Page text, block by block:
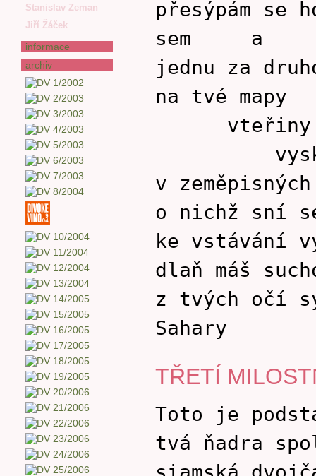
Stanislav Zeman
Jiří Žáček
informace
archiv
přesýpám se
sem a
jednu za
na tvé mapy
vteřiny
v
o nichž sní
ke vstávání
dlaň máš
z tvých očí
Sahary
TŘETÍ
Toto je
tvá ňadra